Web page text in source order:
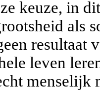
keuze, in
als
resultaat
leven
menselijk